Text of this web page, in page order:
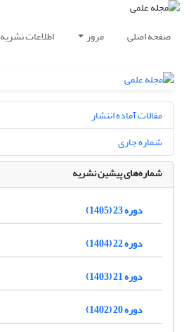
صفحه اصلی مرور اطلاعات نشریه
مقالات آماده انتشار
شماره جاری
شماره‌های پیشین نشریه
دوره 23 (1405)
دوره 22 (1404)
دوره 21 (1403)
دوره 20 (1402)